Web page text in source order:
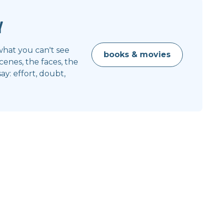
you can't see
the faces, the
effort, doubt,
books & movies